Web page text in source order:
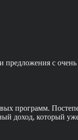
с
программ.
доход, который